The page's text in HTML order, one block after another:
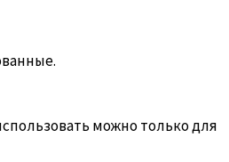
можно только для